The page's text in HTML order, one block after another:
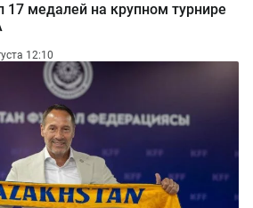
17 медалей на крупном турнире
12:10